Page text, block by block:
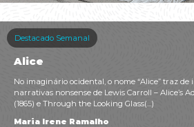
Destacado Semanal
Alice
No imaginário ocidental, o nome “Alice” traz de
narrativas nonsense de Lewis Carroll – Alice’s
(1865) e Through the Looking Glass(...)
Maria Irene Ramalho